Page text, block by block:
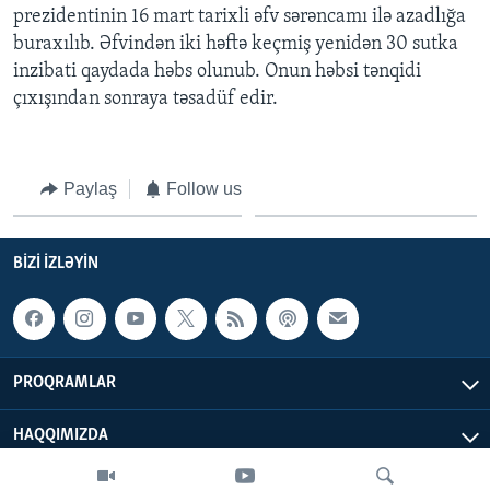
prezidentinin 16 mart tarixli əfv sərəncamı ilə azadlığa
buraxılıb. Əfvindən iki həftə keçmiş yenidən 30 sutka
inzibati qaydada həbs olunub. Onun həbsi tənqidi
çıxışından sonraya təsadüf edir.
Paylaş Follow us
BIZI IZLƏYIN
PROQRAMLAR
HAQQIMIZDA